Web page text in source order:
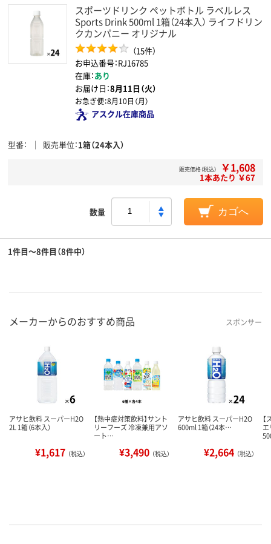
スポーツドリンク ペットボトル ラベルレス
Sports Drink 500ml 1箱（24本入） ライフドリン
クカンパニー オリジナル
（15件）
お申込番号：RJ16785
在庫：あり
お届け日：8月11日（火）
お急ぎ便：8月10日（月）
アスクル在庫商品
型番 販売単位 1箱（24本入）
販売価格（税込） ￥1,608
1本あたり ￥67
数量 カゴへ
1件目～8件目（8件中）
メーカーからのおすすめ商品 スポンサー
アサヒ飲料 スーパーH2O
2L 1箱（6本入）
¥1,617 （税込）
【熱中症対策飲料】サント
リーフーズ 冷凍兼用アソ
ート…
¥3,490 （税込）
アサヒ飲料 スーパーH2O
600ml 1箱（24本…
¥2,664 （税込）